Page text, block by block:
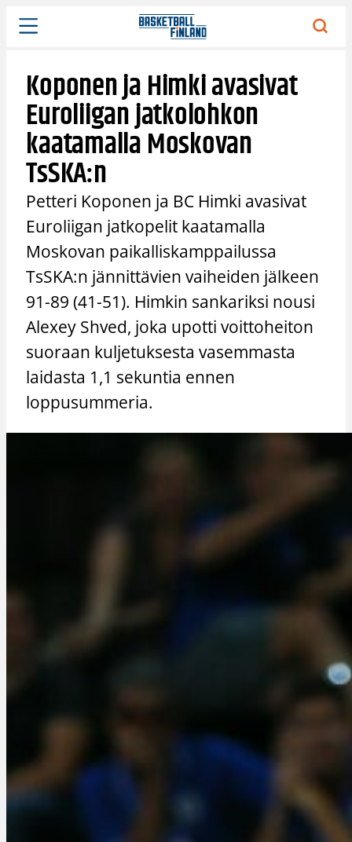
Siirry
sisältöön
Koponen ja Himki avasivat
Euroliigan jatkolohkon
kaatamalla Moskovan
TsSKA:n
Petteri Koponen ja BC Himki avasivat
Euroliigan jatkopelit kaatamalla
Moskovan paikalliskamppailussa
TsSKA:n jännittävien vaiheiden jälkeen
91-89 (41-51). Himkin sankariksi nousi
Alexey Shved, joka upotti voittoheiton
suoraan kuljetuksesta vasemmasta
laidasta 1,1 sekuntia ennen
loppusummeria.